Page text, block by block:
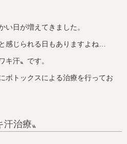
い日が増えてきました。
感じられる日もありますよね…
キ汗〟です。
ボトックスによる治療を行ってお
治療〟